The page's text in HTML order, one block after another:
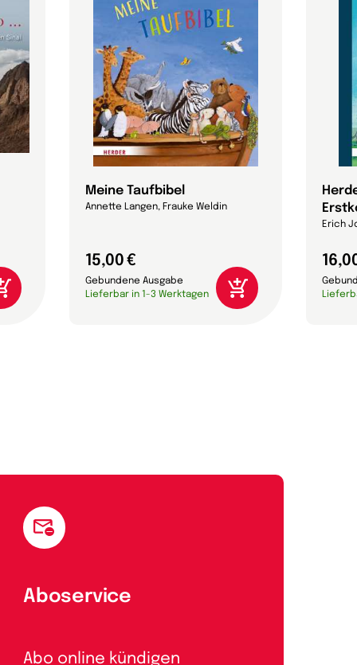
Meine Taufbibel
Annette Langen, Frauke Weldin
15,00 €
Gebundene Ausgabe
Lieferbar in 1-3 Werktagen
Erich
Aboservice
Abo online kündigen